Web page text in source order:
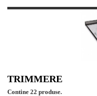
TRIMMERE
Contine 22 produse.